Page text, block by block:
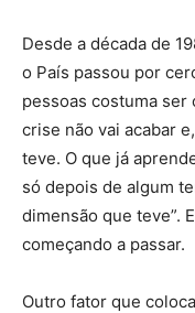
Desde a década de
o País passou por
pessoas costuma ser
crise não vai acabar
teve. O que já
só depois de algum
dimensão que teve”.
começando a passar.
Outro fator que